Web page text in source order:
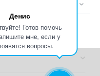
Денис
Готов помочь
мне, если у
вопросы.